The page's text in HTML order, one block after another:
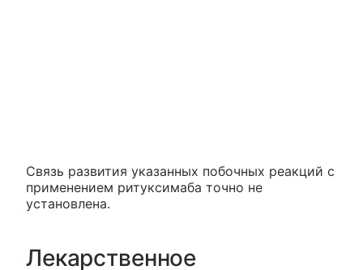
Связь развития указанных побочных реакций с
применением ритуксимаба точно не
установлена.
Лекарственное